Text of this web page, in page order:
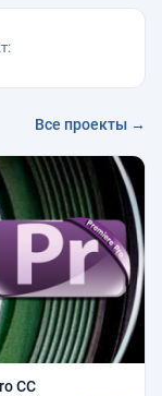
Все проекты →
CC